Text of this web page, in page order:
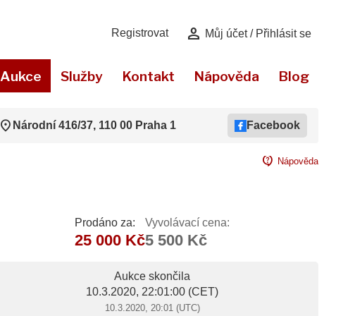
Registrovat person Můj účet / Přihlásit se
Aukce Služby Kontakt Nápověda Blog
location_on Národní 416/37, 110 00 Praha 1 Facebook
contact_support Nápověda
Prodáno za:
25 000 Kč
Vyvolávací cena:
5 500 Kč
Aukce skončila
10.3.2020, 22:01:00 (CET)
10.3.2020, 20:01 (UTC)